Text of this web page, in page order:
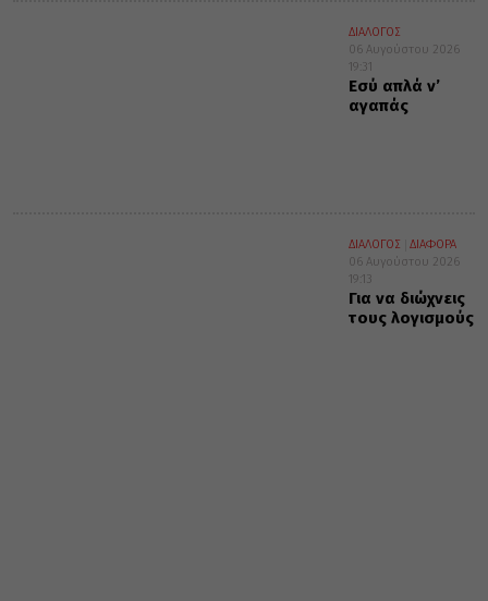
ΔΙΑΛΟΓΟΣ
06 Αυγούστου 2026
19:31
Εσύ απλά ν’
αγαπάς
ΔΙΑΛΟΓΟΣ
ΔΙΑΦΟΡΑ
06 Αυγούστου 2026
19:13
Για να διώχνεις
τους λογισμούς